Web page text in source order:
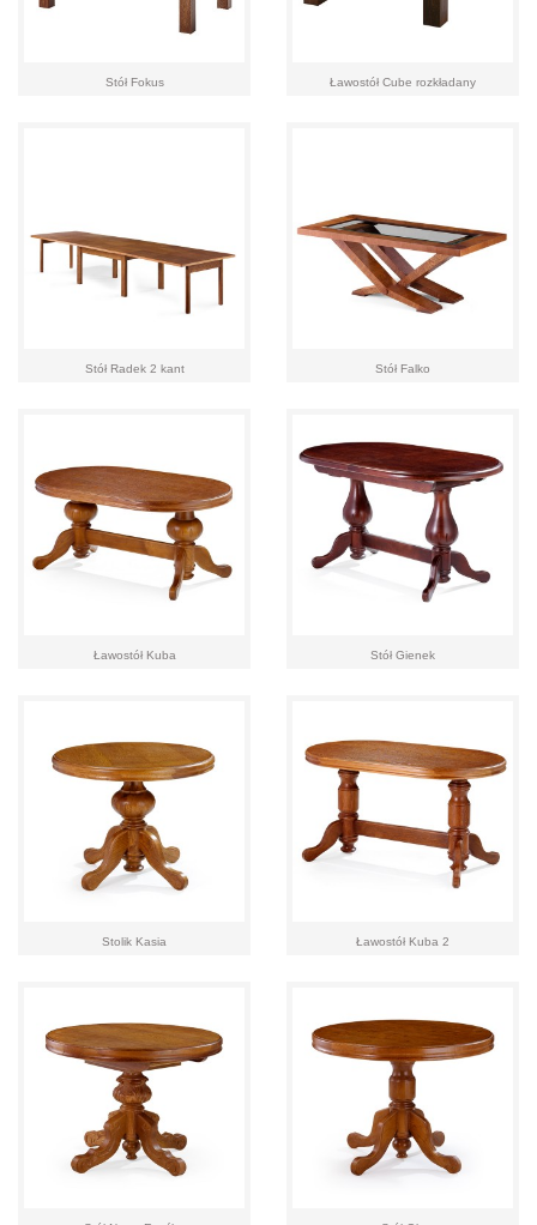
Stół Fokus Ławostół Cube rozkładany
Stół Radek 2 kant Stół Falko
Ławostół Kuba Stół Gienek
Stolik Kasia Ławostół Kuba 2